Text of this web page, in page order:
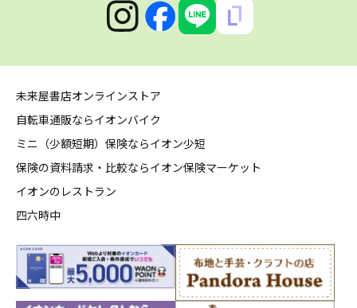
未来屋書店オンラインストア
自転車通販ならイオンバイク
ミニ（少額短期）保険ならイオン少短
保険の資料請求・比較ならイオン保険マーケット
イオンのレストラン
四六時中